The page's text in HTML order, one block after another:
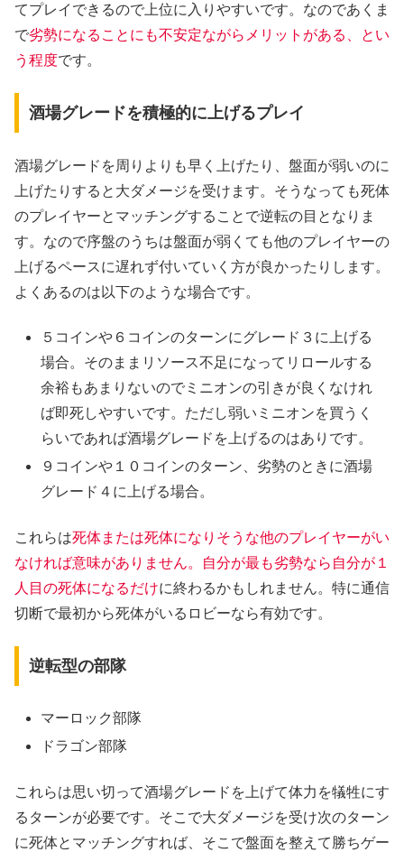
てプレイできるので上位に入りやすいです。なのであくま
で劣勢になることにも不安定ながらメリットがある、とい
う程度です。
酒場グレードを積極的に上げるプレイ
酒場グレードを周りよりも早く上げたり、盤面が弱いのに
上げたりすると大ダメージを受けます。そうなっても死体
のプレイヤーとマッチングすることで逆転の目となりま
す。なので序盤のうちは盤面が弱くても他のプレイヤーの
上げるペースに遅れず付いていく方が良かったりします。
よくあるのは以下のような場合です。
５コインや６コインのターンにグレード３に上げる
場合。そのままリソース不足になってリロールする
余裕もあまりないのでミニオンの引きが良くなけれ
ば即死しやすいです。ただし弱いミニオンを買うく
らいであれば酒場グレードを上げるのはありです。
９コインや１０コインのターン、劣勢のときに酒場
グレード４に上げる場合。
これらは死体または死体になりそうな他のプレイヤーがい
なければ意味がありません。自分が最も劣勢なら自分が１
人目の死体になるだけに終わるかもしれません。特に通信
切断で最初から死体がいるロビーなら有効です。
逆転型の部隊
マーロック部隊
ドラゴン部隊
これらは思い切って酒場グレードを上げて体力を犠牲にす
るターンが必要です。そこで大ダメージを受け次のターン
に死体とマッチングすれば、そこで盤面を整えて勝ちゲー